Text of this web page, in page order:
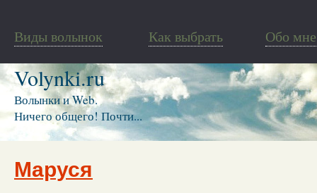
Виды волынок Как выбрать Обо мне
Volynki.ru
Волынки и Web.
Ничего общего! Почти...
Маруся